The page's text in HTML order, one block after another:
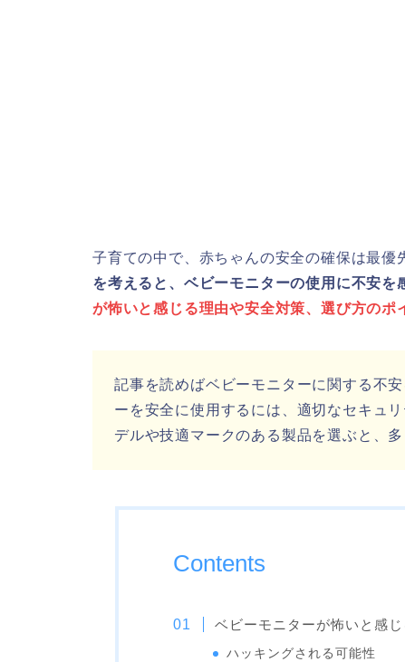
子育ての中で、赤ちゃんの安全の確保は最優
を考えると、ベビーモニターの使用に不安を
が怖いと感じる理由や安全対策、選び方のポ
記事を読めばベビーモニターに関する不
ーを安全に使用するには、適切なセキュ
デルや技適マークのある製品を選ぶと、
Contents
ベビーモニターが怖いと感じ
ハッキングされる可能性